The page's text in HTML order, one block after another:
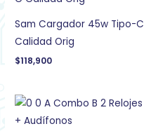
Sam Cargador 45w Tipo-C
Calidad Orig
$118,900